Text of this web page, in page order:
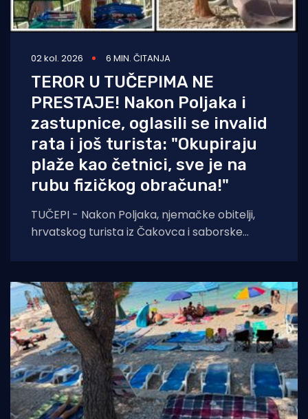
02 kol. 2026 6 MIN. ČITANJA
TEROR U TUČEPIMA NE
PRESTAJE! Nakon Poljaka i
zastupnice, oglasili se invalid
rata i još turista: "Okupiraju
plaže kao četnici, sve je na
rubu fizičkog obračuna!"
TUČEPI - Nakon Poljaka, njemačke obitelji,
hrvatskog turista iz Čakovca i saborske